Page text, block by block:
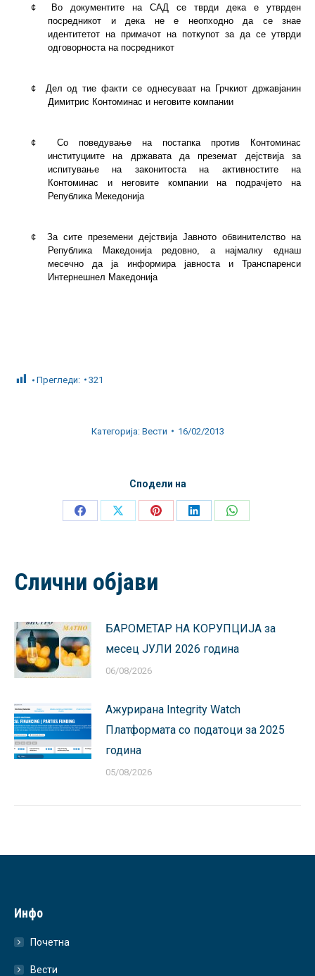
¢
Во документите на САД се тврди дека е утврден
посредникот и дека не е неопходно да се знае
идентитетот на примачот на поткупот за да се утврди
одговорноста на посредникот
¢
Дел од тие факти се однесуваат на Грчкиот државјанин
Димитрис Контоминас и неговите компании
¢
Со поведување на постапка против Контоминас
институциите на државата да преземат дејствија за
испитување на законитоста на активностите на
Контоминас и неговите компании на подрачјето на
Република Мекедонија
¢
За сите преземени дејствија Јавното обвинителство на
Република Македонија редовно, а најмалку еднаш
месечно да ја информира јавноста и Транспаренси
Интернешнел Македонија
Прегледи: 321
Категорија: Вести 16/02/2013
Сподели на
Share
Share
Share
Share
Share
Слични објави
БАРОМЕТАР НА КОРУПЦИЈА за
месец ЈУЛИ 2026 година
06/08/2026
Ажурирана Integrity Watch
Платформата со податоци за 2025
година
05/08/2026
Инфо
Почетна
Вести